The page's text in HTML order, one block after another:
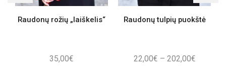
Raudonų rožių „laiškelis“
35,00€
Raudonų tulpių puokštė
22,00€ – 202,00€Price